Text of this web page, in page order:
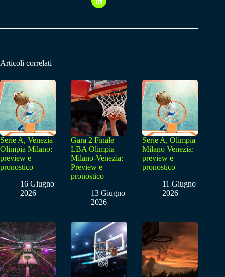
Articoli correlati
Serie A, Venezia
Olimpia Milano:
preview e
pronostico
16 Giugno
2026
Gara 2 Finale
LBA Olimpia
Milano-Venezia:
Preview e
pronostico
13 Giugno
2026
Serie A, Olimpia
Milano Venezia:
preview e
pronostico
11 Giugno
2026